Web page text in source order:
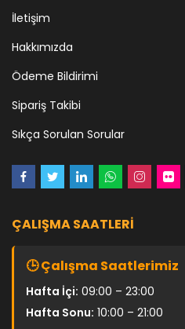
İletişim
Hakkımızda
Ödeme Bildirimi
Sipariş Takibi
Sıkça Sorulan Sorular
ÇALIŞMA SAATLERI
🕒 Çalışma Saatlerimiz
Hafta İçi: 09:00 – 23:00
Hafta Sonu: 10:00 – 21:00